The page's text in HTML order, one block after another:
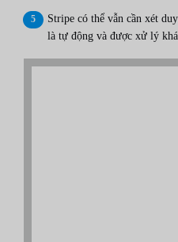
Stripe có thể vẫn cần xét
là tự động và được xử lý khá